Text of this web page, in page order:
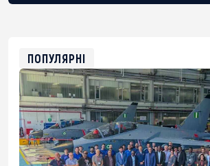
0xfD02863D3289416fcF50975c9DFda13623f97758
ПОПУЛЯРНІ